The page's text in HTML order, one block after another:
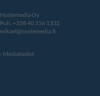
Nostemedia Oy
Puh. +358 40 356 1332
mikael@nostemedia.fi
Mediatiedot